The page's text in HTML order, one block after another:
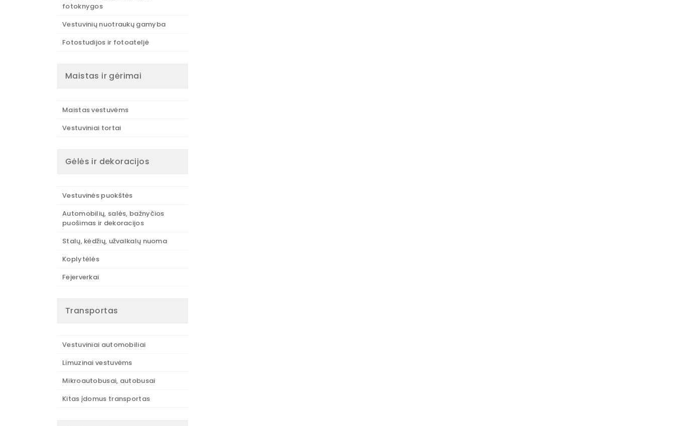
fotoknygos
Vestuvinių nuotraukų gamyba
Fotostudijos ir fotoateljė
Maistas ir gėrimai
Maistas vestuvėms
Vestuviniai tortai
Gėlės ir dekoracijos
Vestuvinės puokštės
Automobilių, salės, bažnyčios
puošimas ir dekoracijos
Stalų, kėdžių, užvalkalų nuoma
Koplytėlės
Fejerverkai
Transportas
Vestuviniai automobiliai
Limuzinai vestuvėms
Mikroautobusai, autobusai
Kitas įdomus transportas